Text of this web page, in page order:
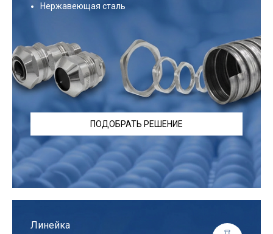
Нержавеющая сталь
ПОДОБРАТЬ РЕШЕНИЕ
Линейка